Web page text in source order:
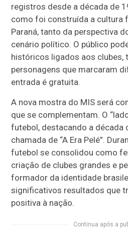
registros desde a década de
como foi construída a cultura
Paraná, tanto da perspectiva
cenário político. O público
históricos ligados aos clubes,
personagens que marcaram
entrada é gratuita.
A nova mostra do MIS será
que se complementam. O
futebol, destacando a década
chamada de “A Era Pelé”.
futebol se consolidou como
criação de clubes grandes e
formador da identidade
significativos resultados que
positiva à nação.
Continua após a